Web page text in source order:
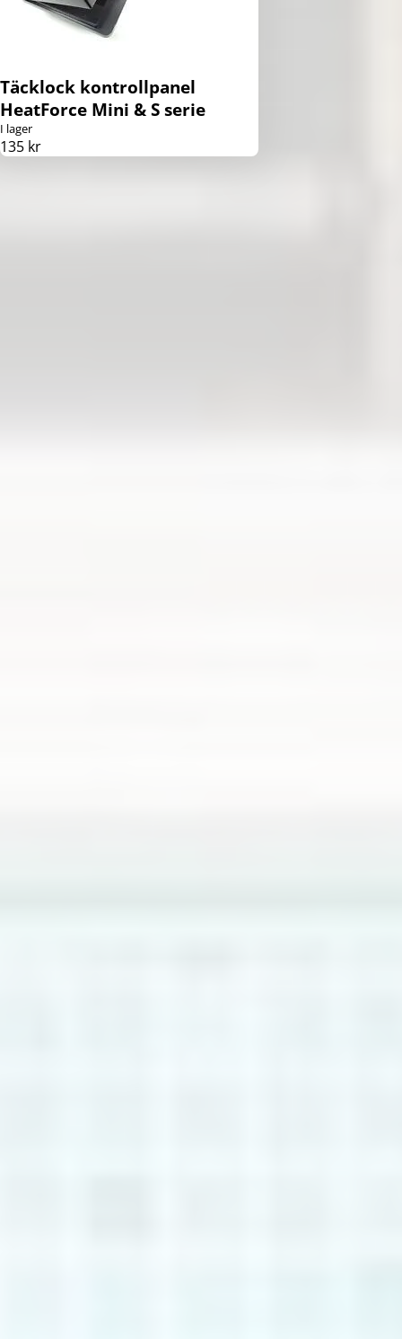
Täcklock kontrollpanel
HeatForce Mini & S serie
I lager
135 kr